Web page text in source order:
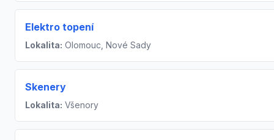
Elektro topení
Lokalita: Olomouc, Nové Sady
Skenery
Lokalita: Všenory